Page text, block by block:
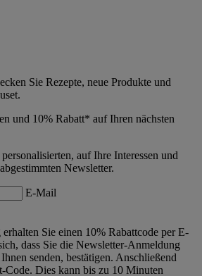
Sie Rezepte, neue Produkte und
und 10% Rabatt* auf Ihren nächsten
auf Ihre Interessen und
Newsletter.
E-Mail
Sie einen 10% Rabattcode per E-
dass Sie die Newsletter-Anmeldung
senden, bestätigen. Anschließend
Code. Dies kann bis zu 10 Minuten